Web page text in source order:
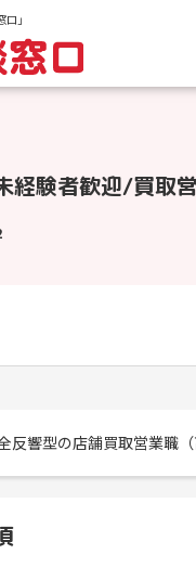
」
経験者歓迎/買
反響型の店舗買取営業職